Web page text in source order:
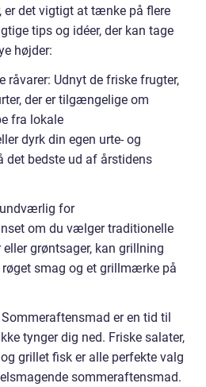
er det vigtigt at tænke på flere
tips og idéer, der kan tage
højder:
Udnyt de friske frugter,
der er tilgængelige om
fra lokale
dyrk din egen urte- og
det bedste ud af årstidens
for
om du vælger traditionelle
grøntsager, kan grillning
smag og et grillmærke på
er en tid til
tynger dig ned. Friske salater,
grillet fisk er alle perfekte valg
sommeraftensmad.